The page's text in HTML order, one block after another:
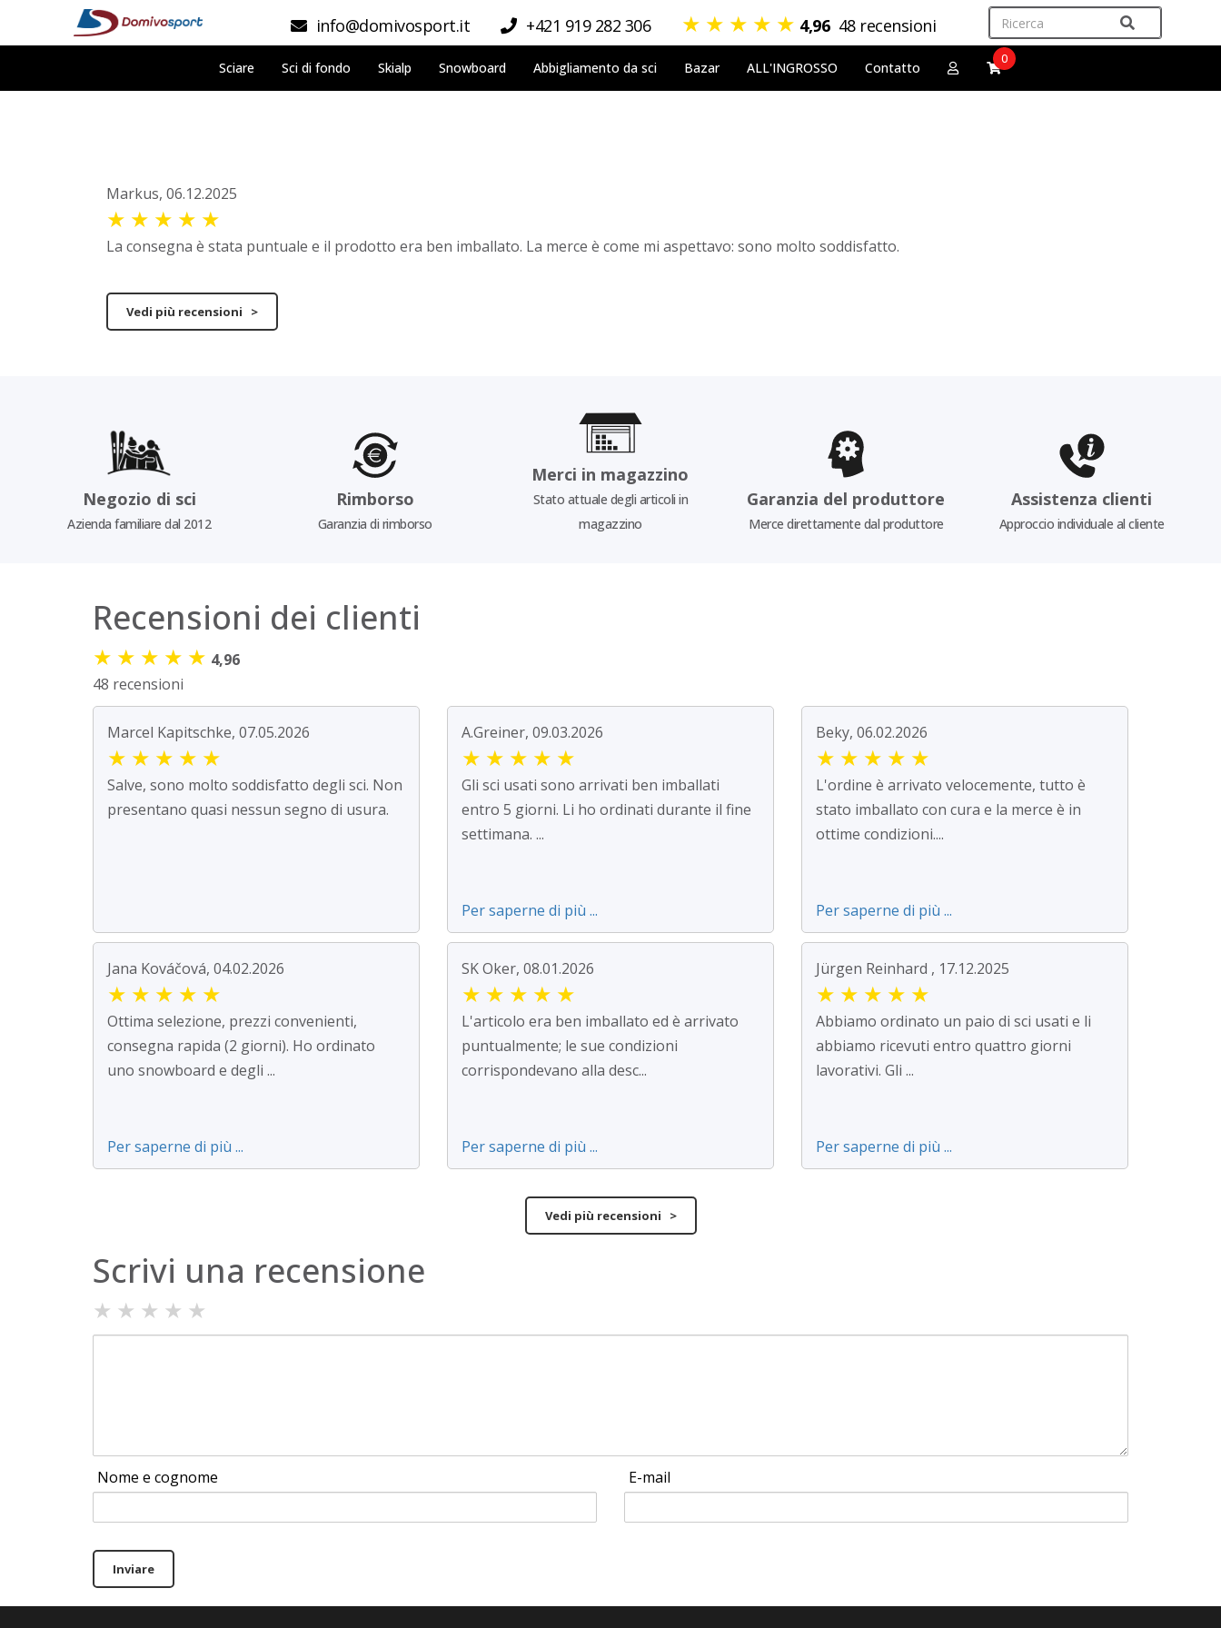
info@domivosport.it +421 919 282 306 ★ ★ ★ ★ ★ 4,96 48 recensioni
Sciare Sci di fondo Skialp Snowboard Abbigliamento da sci Bazar ALL'INGROSSO Contatto
0
Markus, 06.12.2025
★ ★ ★ ★ ★
La consegna è stata puntuale e il prodotto era ben imballato. La merce è come mi aspettavo: sono molto soddisfatto.
Vedi più recensioni >
Negozio di sci
Azienda familiare dal 2012
Rimborso
Garanzia di rimborso
Merci in magazzino
Stato attuale degli articoli in
magazzino
Garanzia del produttore
Merce direttamente dal produttore
Assistenza clienti
Approccio individuale al cliente
Recensioni dei clienti
★ ★ ★ ★ ★ 4,96
48 recensioni
Marcel Kapitschke, 07.05.2026
★ ★ ★ ★ ★
Salve, sono molto soddisfatto degli sci. Non
presentano quasi nessun segno di usura.
A.Greiner, 09.03.2026
★ ★ ★ ★ ★
Gli sci usati sono arrivati ben imballati
entro 5 giorni. Li ho ordinati durante il fine
settimana. ...
Per saperne di più ...
Beky, 06.02.2026
★ ★ ★ ★ ★
L'ordine è arrivato velocemente, tutto è
stato imballato con cura e la merce è in
ottime condizioni....
Per saperne di più ...
Jana Kováčová, 04.02.2026
★ ★ ★ ★ ★
Ottima selezione, prezzi convenienti,
consegna rapida (2 giorni). Ho ordinato
uno snowboard e degli ...
Per saperne di più ...
SK Oker, 08.01.2026
★ ★ ★ ★ ★
L'articolo era ben imballato ed è arrivato
puntualmente; le sue condizioni
corrispondevano alla desc...
Per saperne di più ...
Jürgen Reinhard , 17.12.2025
★ ★ ★ ★ ★
Abbiamo ordinato un paio di sci usati e li
abbiamo ricevuti entro quattro giorni
lavorativi. Gli ...
Per saperne di più ...
Vedi più recensioni >
Scrivi una recensione
★ ★ ★ ★ ★
Nome e cognome E-mail
Inviare